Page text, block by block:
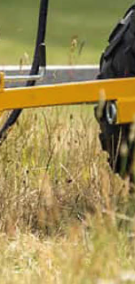
en säljare på
+